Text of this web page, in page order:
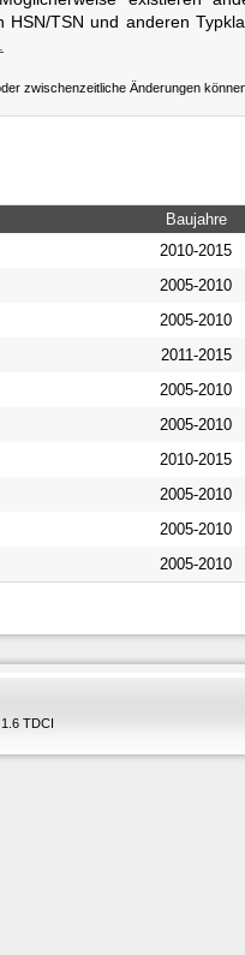
HSN/TSN und anderen
zwischenzeitliche Änderungen
Baujahre
2010-2015
2005-2010
2005-2010
2011-2015
2005-2010
2005-2010
2010-2015
2005-2010
2005-2010
2005-2010
TDCI